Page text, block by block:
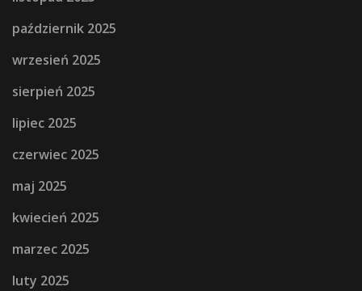
październik 2025
wrzesień 2025
sierpień 2025
lipiec 2025
czerwiec 2025
maj 2025
kwiecień 2025
marzec 2025
luty 2025